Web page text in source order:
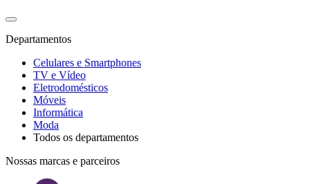
Departamentos
Celulares e Smartphones
TV e Vídeo
Eletrodomésticos
Móveis
Informática
Moda
Todos os departamentos
Nossas marcas e parceiros